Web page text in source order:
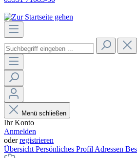
Menü schließen
Ihr Konto
Anmelden
oderregistrieren
Übersicht Persönliches Profil Adressen